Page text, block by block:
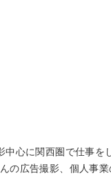
心に関西圏で仕事を
の広告撮影、個人事